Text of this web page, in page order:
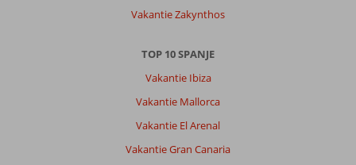
Vakantie Zakynthos
TOP 10 SPANJE
Vakantie Ibiza
Vakantie Mallorca
Vakantie El Arenal
Vakantie Gran Canaria